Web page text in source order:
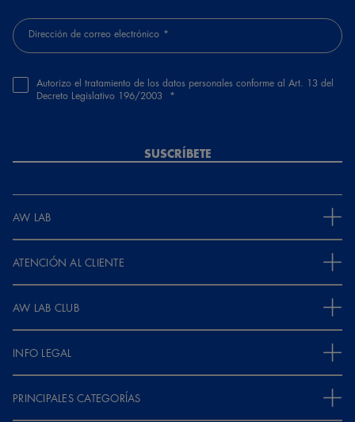
Dirección de correo electrónico
Autorizo el tratamiento de los datos personales conforme al Art. 13 del
Decreto Legislativo 196/2003
SUSCRÍBETE
AW LAB
ATENCIÓN AL CLIENTE
AW LAB CLUB
INFO LEGAL
PRINCIPALES CATEGORÍAS